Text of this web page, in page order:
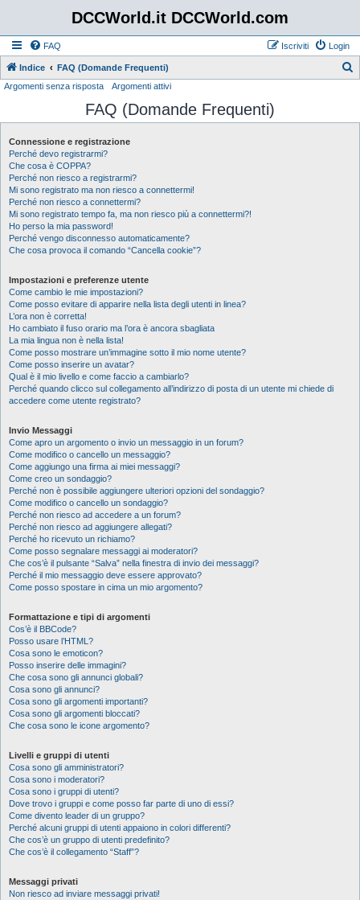
DCCWorld.it DCCWorld.com
FAQ Login
Iscriviti
Indice FAQ (Domande Frequenti)
c
Argomenti senza risposta Argomenti attivi
FAQ (Domande Frequenti)
Connessione e registrazione
Perché devo registrarmi?
Che cosa è COPPA?
Perché non riesco a registrarmi?
Mi sono registrato ma non riesco a connettermi!
Perché non riesco a connettermi?
Mi sono registrato tempo fa, ma non riesco più a connettermi?!
Ho perso la mia password!
Perché vengo disconnesso automaticamente?
Che cosa provoca il comando “Cancella cookie”?
Impostazioni e preferenze utente
Come cambio le mie impostazioni?
Come posso evitare di apparire nella lista degli utenti in linea?
L’ora non è corretta!
Ho cambiato il fuso orario ma l’ora è ancora sbagliata
La mia lingua non è nella lista!
Come posso mostrare un’immagine sotto il mio nome utente?
Come posso inserire un avatar?
Qual è il mio livello e come faccio a cambiarlo?
Perché quando clicco sul collegamento all’indirizzo di posta di un utente mi chiede di
accedere come utente registrato?
Invio Messaggi
Come apro un argomento o invio un messaggio in un forum?
Come modifico o cancello un messaggio?
Come aggiungo una firma ai miei messaggi?
Come creo un sondaggio?
Perché non è possibile aggiungere ulteriori opzioni del sondaggio?
Come modifico o cancello un sondaggio?
Perché non riesco ad accedere a un forum?
Perché non riesco ad aggiungere allegati?
Perché ho ricevuto un richiamo?
Come posso segnalare messaggi ai moderatori?
Che cos’è il pulsante “Salva” nella finestra di invio dei messaggi?
Perché il mio messaggio deve essere approvato?
Come posso spostare in cima un mio argomento?
Formattazione e tipi di argomenti
Cos’è il BBCode?
Posso usare l’HTML?
Cosa sono le emoticon?
Posso inserire delle immagini?
Che cosa sono gli annunci globali?
Cosa sono gli annunci?
Cosa sono gli argomenti importanti?
Cosa sono gli argomenti bloccati?
Che cosa sono le icone argomento?
Livelli e gruppi di utenti
Cosa sono gli amministratori?
Cosa sono i moderatori?
Cosa sono i gruppi di utenti?
Dove trovo i gruppi e come posso far parte di uno di essi?
Come divento leader di un gruppo?
Perché alcuni gruppi di utenti appaiono in colori differenti?
Che cos’è un gruppo di utenti predefinito?
Che cos’è il collegamento “Staff”?
Messaggi privati
Non riesco ad inviare messaggi privati!